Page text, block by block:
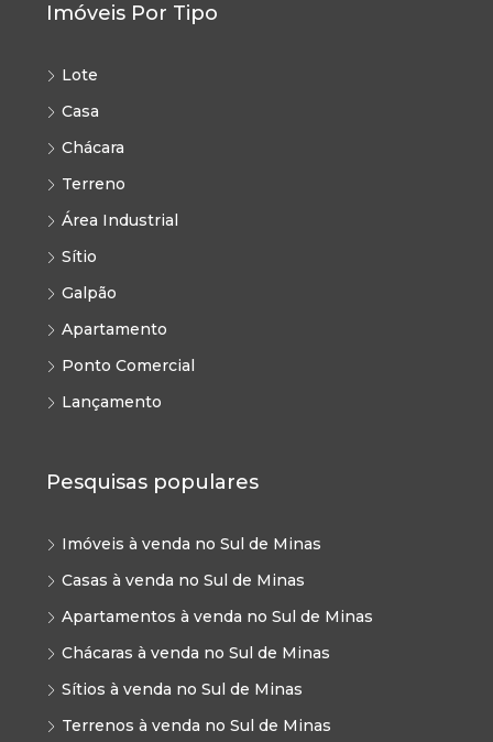
Imóveis Por Tipo
Lote
Casa
Chácara
Terreno
Área Industrial
Sítio
Galpão
Apartamento
Ponto Comercial
Lançamento
Pesquisas populares
Imóveis à venda no Sul de Minas
Casas à venda no Sul de Minas
Apartamentos à venda no Sul de Minas
Chácaras à venda no Sul de Minas
Sítios à venda no Sul de Minas
Terrenos à venda no Sul de Minas